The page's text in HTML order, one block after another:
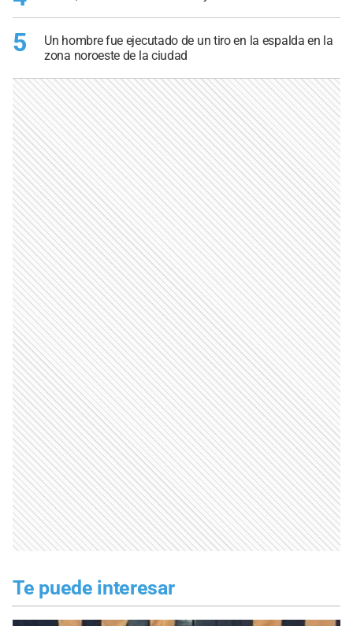
5
Un hombre fue ejecutado de un tiro en la espalda en la
zona noroeste de la ciudad
Te puede interesar